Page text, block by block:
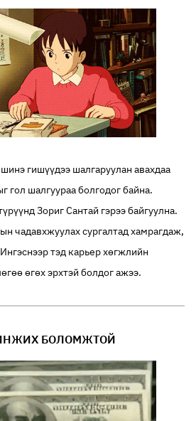
шинэ гишүүдээ шалгаруулан авахдаа
гол шалгуураа болгодог байна.
Зориг Сантай гэрээ байгуулна.
чадавхжуулах сургалтад хамрагдаж,
тэд карьер хөгжлийн
өгөх эрхтэй болдог ажээ.
БОЛОМЖТОЙ